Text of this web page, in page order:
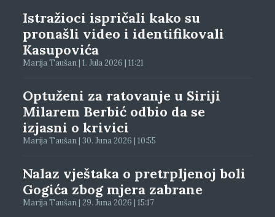
Istražioci ispričali kako su
pronašli video i identifikovali
Kasupovića
Marija Taušan | 1. Jula 2026 | 11:21
Optuženi za ratovanje u Siriji
Milarem Berbić odbio da se
izjasni o krivici
Marija Taušan | 30. Juna 2026 | 10:55
Nalaz vještaka o pretrpljenoj boli
Gogića zbog mjera zabrane
Marija Taušan | 29. Juna 2026 | 15:17